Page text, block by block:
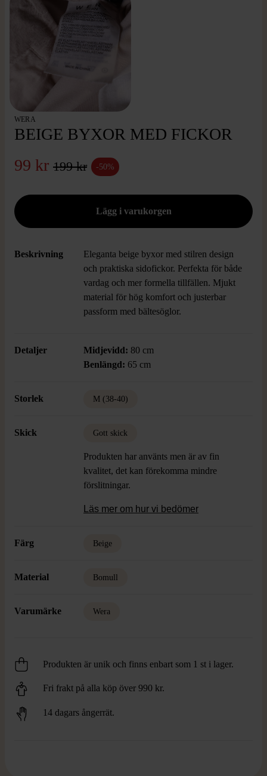
WERA
BEIGE BYXOR MED FICKOR
99 kr 199 kr -50%
Beskrivning
Eleganta beige byxor med stilren design
och praktiska sidofickor. Perfekta för både
vardag och mer formella tillfällen. Mjukt
material för hög komfort och justerbar
passform med bältesöglor.
Detaljer Midjevidd: 80 cm
Benlängd: 65 cm
Storlek M (38-40)
Skick Gott skick
Produkten har använts men är av fin
kvalitet, det kan förekomma mindre
förslitningar.
Läs mer om hur vi bedömer
Färg Beige
Material Bomull
Varumärke Wera
Produkten är unik och finns enbart som 1 st i lager.
Fri frakt på alla köp över 990 kr.
14 dagars ångerrät.